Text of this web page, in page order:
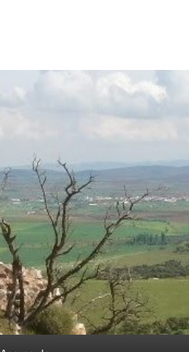
su historia